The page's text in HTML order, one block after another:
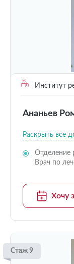
Институт
Ананьев
Раскрыть все
Отделение
Врач по
Хочу
Стаж 9